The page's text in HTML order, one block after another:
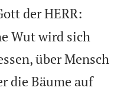
der HERR:
Wut wird sich
über Mensch
die Bäume auf